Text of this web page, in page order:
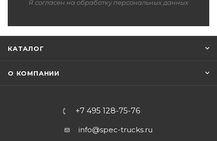
Я согласен на обработку персональных данных
КАТАЛОГ
О КОМПАНИИ
+7 495 128-75-76
info@spec-trucks.ru